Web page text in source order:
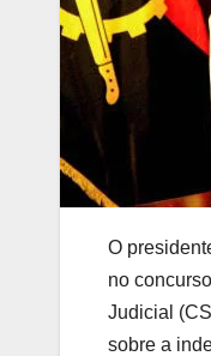
O
no
Judicial
sobre a